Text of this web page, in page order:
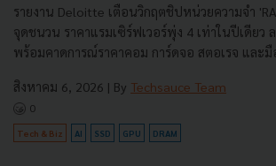
รายงาน Deloitte เตือนวิกฤตชิปหน่วยความจำ
จุดชนวน ราคาแรมเซิร์ฟเวอร์พุ่ง 4 เท่าในปีเดียว
พร้อมคาดการณ์ราคาคอม การ์ดจอ สตอเรจ และ
สิงหาคม 6, 2026 | By Techsauce Team
0
Tech & Biz AI SSD GPU DRAM